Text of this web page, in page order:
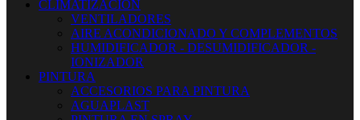
CLIMATIZACION
VENTILADORES
AIRE ACONDICIONADO Y COMPLEMENTOS
HUMIDIFICADOR - DESUMIDIFICADOR -
IONIZADOR
PINTURA
ACCESORIOS PARA PINTURA
AGUAPLAST